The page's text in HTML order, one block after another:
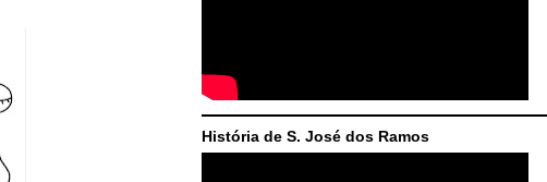
História de S. José dos Ramos